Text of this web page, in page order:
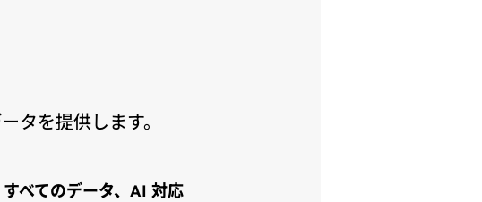
タを提供します。
すべてのデータ、AI 対応